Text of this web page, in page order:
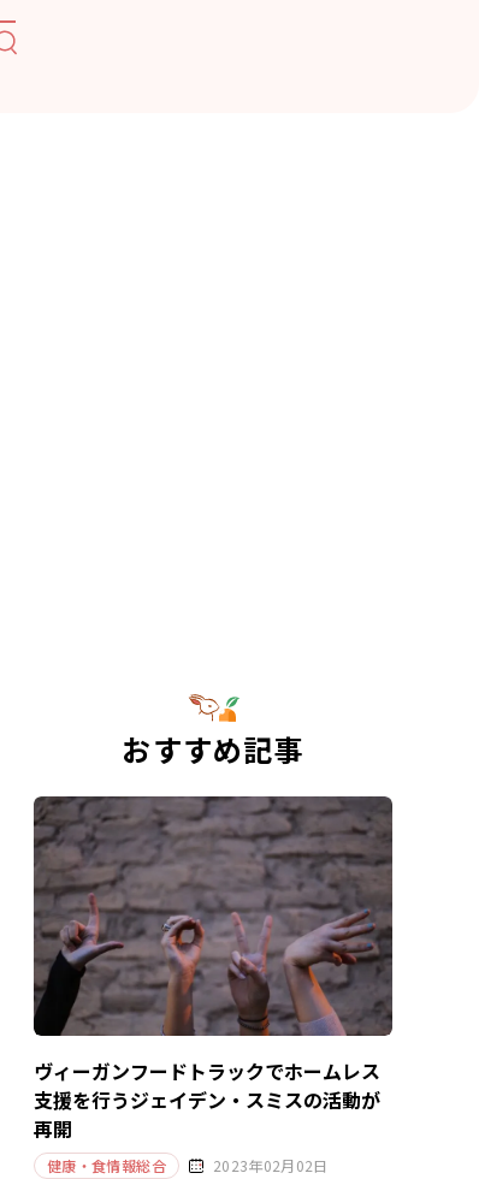
おすすめ記事
ヴィーガンフードトラックでホームレス
支援を行うジェイデン・スミスの活動が
再開
健康・食情報総合 2023年02月02日